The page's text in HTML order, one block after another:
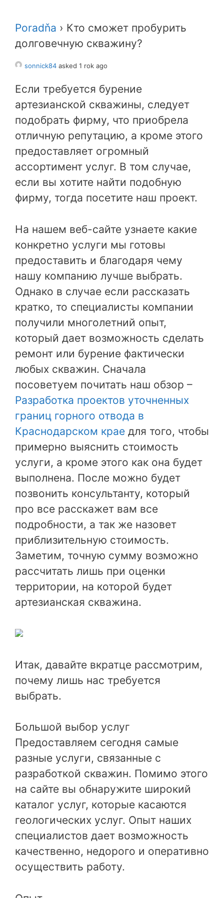
Poradňa › Кто сможет пробурить
долговечную скважину?
sonnick84 asked 1 rok ago
Если требуется бурение
артезианской скважины, следует
подобрать фирму, что приобрела
отличную репутацию, а кроме этого
предоставляет огромный
ассортимент услуг. В том случае,
если вы хотите найти подобную
фирму, тогда посетите наш проект.
На нашем веб-сайте узнаете какие
конкретно услуги мы готовы
предоставить и благодаря чему
нашу компанию лучше выбрать.
Однако в случае если рассказать
кратко, то специалисты компании
получили многолетний опыт,
который дает возможность сделать
ремонт или бурение фактически
любых скважин. Сначала
посоветуем почитать наш обзор –
Разработка проектов уточненных
границ горного отвода в
Краснодарском крае для того, чтобы
примерно выяснить стоимость
услуги, а кроме этого как она будет
выполнена. После можно будет
позвонить консультанту, который
про все расскажет вам все
подробности, а так же назовет
приблизительную стоимость.
Заметим, точную сумму возможно
рассчитать лишь при оценки
территории, на которой будет
артезианская скважина.
Итак, давайте вкратце рассмотрим,
почему лишь нас требуется
выбрать.
Большой выбор услуг
Предоставляем сегодня самые
разные услуги, связанные с
разработкой скважин. Помимо этого
на сайте вы обнаружите широкий
каталог услуг, которые касаются
геологических услуг. Опыт наших
специалистов дает возможность
качественно, недорого и оперативно
осуществить работу.